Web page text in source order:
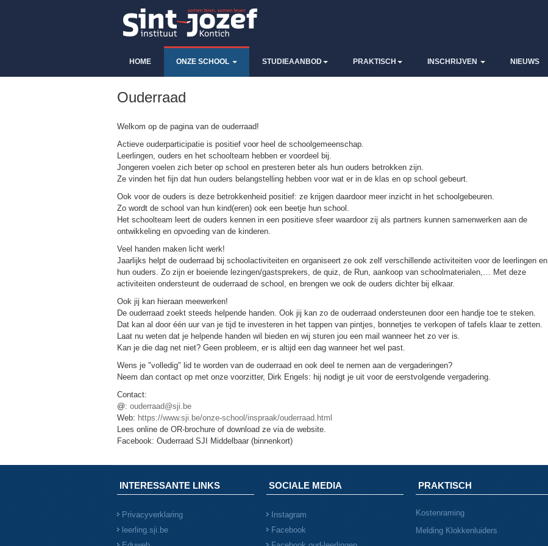
HOME ONZE SCHOOL STUDIEAANBOD PRAKTISCH INSCHRIJVEN NIEUWS
Ouderraad
Welkom op de pagina van de ouderraad!
Actieve ouderparticipatie is positief voor heel de schoolgemeenschap.
Leerlingen, ouders en het schoolteam hebben er voordeel bij.
Jongeren voelen zich beter op school en presteren beter als hun ouders betrokken zijn.
Ze vinden het fijn dat hun ouders belangstelling hebben voor wat er in de klas en op school gebeurt.
Ook voor de ouders is deze betrokkenheid positief: ze krijgen daardoor meer inzicht in het schoolgebeuren.
Zo wordt de school van hun kind(eren) ook een beetje hun school.
Het schoolteam leert de ouders kennen in een positieve sfeer waardoor zij als partners kunnen samenwerken aan de
ontwikkeling en opvoeding van de kinderen.
Veel handen maken licht werk!
Jaarlijks helpt de ouderraad bij schoolactiviteiten en organiseert ze ook zelf verschillende activiteiten voor de leerlingen en
hun ouders. Zo zijn er boeiende lezingen/gastsprekers, de quiz, de Run, aankoop van schoolmaterialen,… Met deze
activiteiten ondersteunt de ouderraad de school, en brengen we ook de ouders dichter bij elkaar.
Ook jij kan hieraan meewerken!
De ouderraad zoekt steeds helpende handen. Ook jij kan zo de ouderraad ondersteunen door een handje toe te steken.
Dat kan al door één uur van je tijd te investeren in het tappen van pintjes, bonnetjes te verkopen of tafels klaar te zetten.
Laat nu weten dat je helpende handen wil bieden en wij sturen jou een mail wanneer het zo ver is.
Kan je die dag net niet? Geen probleem, er is altijd een dag wanneer het wel past.
Wens je "volledig" lid te worden van de ouderraad en ook deel te nemen aan de vergaderingen?
Neem dan contact op met onze voorzitter, Dirk Engels: hij nodigt je uit voor de eerstvolgende vergadering.
Contact:
@: ouderraad@sji.be
Web: https://www.sji.be/onze-school/inspraak/ouderraad.html
Lees online de OR-brochure of download ze via de website.
Facebook: Ouderraad SJI Middelbaar (binnenkort)
INTERESSANTE LINKS
Privacyverklaring
leerling.sji.be
SOCIALE MEDIA
Instagram
Facebook
PRAKTISCH
Kostenraming
Melding Klokkenluiders